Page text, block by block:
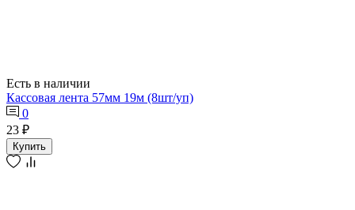
Есть в наличии
Кассовая лента 57мм 19м (8шт/уп)
0
23 ₽
Купить